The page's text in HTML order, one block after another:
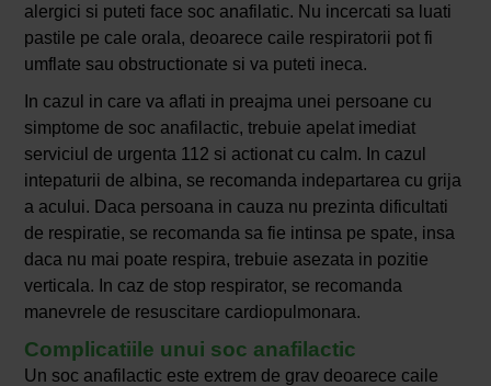
alergici si puteti face soc anafilatic. Nu incercati sa luati
pastile pe cale orala, deoarece caile respiratorii pot fi
umflate sau obstructionate si va puteti ineca.
In cazul in care va aflati in preajma unei persoane cu
simptome de soc anafilactic, trebuie apelat imediat
serviciul de urgenta 112 si actionat cu calm. In cazul
intepaturii de albina, se recomanda indepartarea cu grija
a acului. Daca persoana in cauza nu prezinta dificultati
de respiratie, se recomanda sa fie intinsa pe spate, insa
daca nu mai poate respira, trebuie asezata in pozitie
verticala. In caz de stop respirator, se recomanda
manevrele de resuscitare cardiopulmonara.
Complicatiile unui soc anafilactic
Un soc anafilactic este extrem de grav deoarece caile